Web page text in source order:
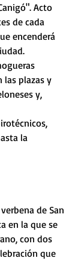
Acto
de cada
encenderá
las plazas y
y,
la
de San
en la que se
con dos
que